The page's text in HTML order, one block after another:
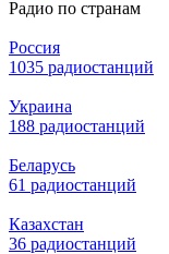
Радио по странам
Россия
1035 радиостанций
Украина
188 радиостанций
Беларусь
61 радиостанций
Казахстан
36 радиостанций